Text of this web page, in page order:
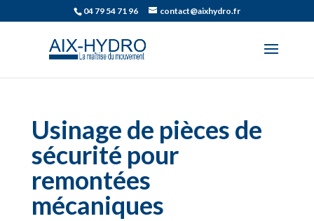
04 79 54 71 96 contact@aixhydro.fr
Usinage de pièces de
sécurité pour
remontées
mécaniques